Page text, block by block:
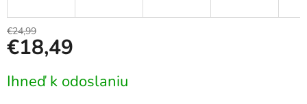
€24,99
€18,49
cena:
Ihneď k odoslaniu